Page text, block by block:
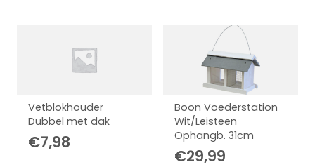
Vetblokhouder
Dubbel met dak
€7,98
Boon Voederstation
Wit/Leisteen
Ophangb. 31cm
€29,99